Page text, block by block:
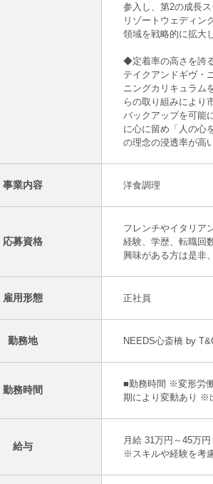
参入し、第2の成長
リゾートウェディン
領域を戦略的に拡大
◆定着率の高さを誇
テイクアンドギヴ・
ニングカリキュラム
らの取り組みにより
バックアップを可能
に心に留め「人の心
の理念の浸透率が高
事業内容 洋食調理
応募資格
フレンチやイタリア
経験、学歴、転職回
興味がある方は是非
雇用形態 正社員
勤務地 NEEDS心斎橋 by
勤務時間
■勤務時間 ※変形労
期により変動あり ※
給与
月給 31万円～45万円
※スキルや経験を考